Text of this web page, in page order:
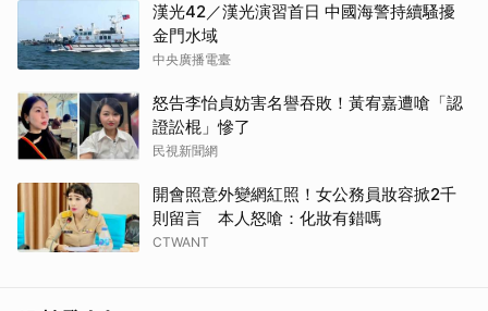
漢光42／漢光演習首日 中國海警持續騷擾
金門水域
中央廣播電臺
怒告李怡貞妨害名譽吞敗！黃宥嘉遭嗆「認
證訟棍」慘了
民視新聞網
開會照意外變網紅照！女公務員妝容掀2千
則留言 本人怒嗆：化妝有錯嗎
CTWANT